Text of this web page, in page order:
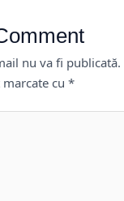
nu va fi publicată.
cu*